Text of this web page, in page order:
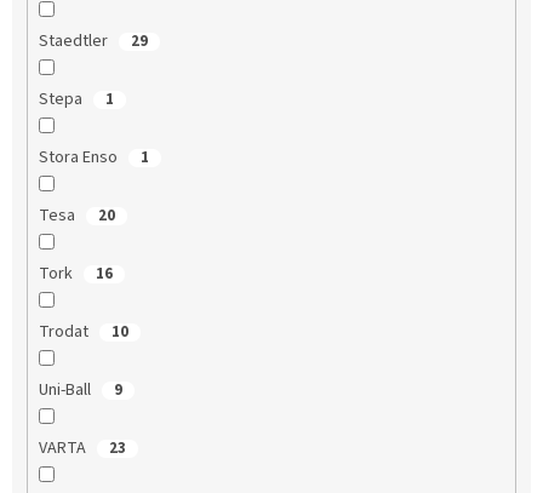
Staedtler 29
Stepa 1
Stora Enso 1
Tesa 20
Tork 16
Trodat 10
Uni-Ball 9
VARTA 23